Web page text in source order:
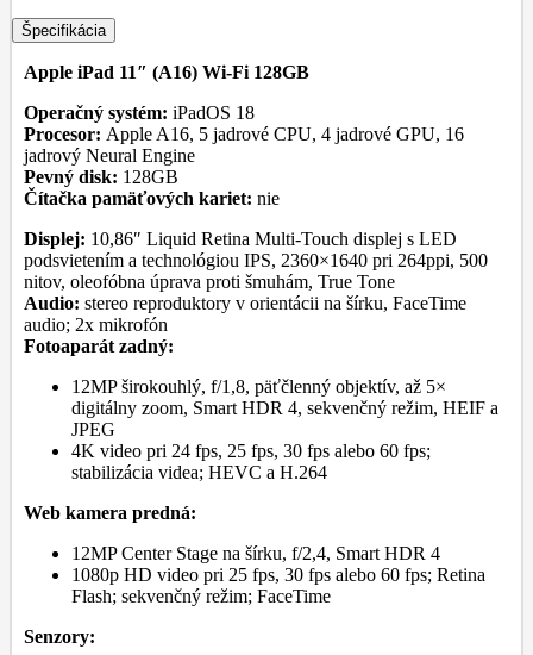
Špecifikácia
Apple iPad 11″ (A16) Wi-Fi 128GB
Operačný systém: iPadOS 18
Procesor: Apple A16, 5 jadrové CPU, 4 jadrové GPU, 16
jadrový Neural Engine
Pevný disk: 128GB
Čítačka pamäťových kariet: nie
Displej: 10,86″ Liquid Retina Multi-Touch displej s LED
podsvietením a technológiou IPS, 2360×1640 pri 264ppi, 500
nitov, oleofóbna úprava proti šmuhám, True Tone
Audio: stereo reproduktory v orientácii na šírku, FaceTime
audio; 2x mikrofón
Fotoaparát zadný:
12MP širokouhlý, f/1,8, päťčlenný objektív, až 5×
digitálny zoom, Smart HDR 4, sekvenčný režim, HEIF a
JPEG
4K video pri 24 fps, 25 fps, 30 fps alebo 60 fps;
stabilizácia videa; HEVC a H.264
Web kamera predná:
12MP Center Stage na šírku, f/2,4, Smart HDR 4
1080p HD video pri 25 fps, 30 fps alebo 60 fps; Retina
Flash; sekvenčný režim; FaceTime
Senzory: